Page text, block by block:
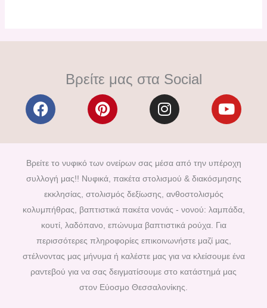
Βρείτε μας στα Social
F
a
e
b
o
o
k
P
i
t
e
r
e
s
t
I
n
t
a
g
r
a
m
Y
o
t
u
b
Βρείτε το νυφικό των ονείρων σας μέσα από την υπέροχη
συλλογή μας!! Νυφικά, πακέτα στολισμού & διακόσμησης
εκκλησίας, στολισμός δεξίωσης, ανθοστολισμός
κολυμπήθρας, βαπτιστικά πακέτα νονάς - νονού: λαμπάδα,
κουτί, λαδόπανο, επώνυμα βαπτιστικά ρούχα. Για
περισσότερες πληροφορίες επικοινωνήστε μαζί μας,
στέλνοντας μας μήνυμα ή καλέστε μας για να κλείσουμε ένα
ραντεβού για να σας δειγματίσουμε στο κατάστημά μας
στον Εύοσμο Θεσσαλονίκης.